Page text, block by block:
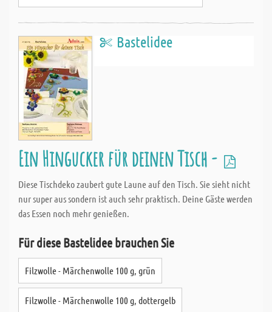
Bastelidee
Ein Hingucker für deinen Tisch -
Diese Tischdeko zaubert gute Laune auf den Tisch. Sie sieht nicht
nur super aus sondern ist auch sehr praktisch. Deine Gäste werden
das Essen noch mehr genießen.
Für diese Bastelidee brauchen Sie
Filzwolle - Märchenwolle 100 g, grün
Filzwolle - Märchenwolle 100 g, dottergelb